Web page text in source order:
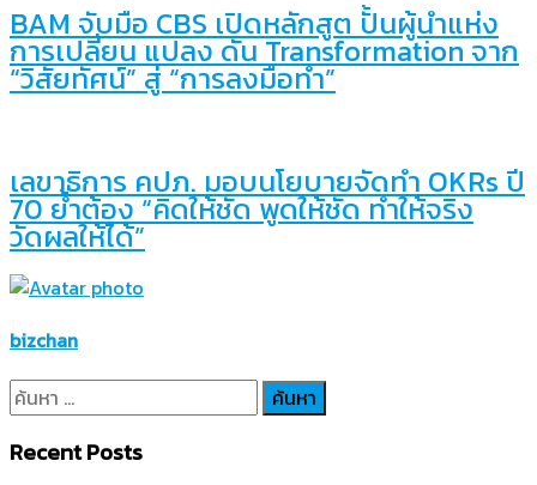
BAM จับมือ CBS เปิดหลักสูต ปั้นผู้นำแห่ง
การเปลี่ยน แปลง ดัน Transformation จาก
“วิสัยทัศน์” สู่ “การลงมือทำ”
เลขาธิการ คปภ. มอบนโยบายจัดทำ OKRs ปี
70 ย้ำต้อง “คิดให้ชัด พูดให้ชัด ทำให้จริง
วัดผลให้ได้”
bizchan
ค้นหา
สำหรับ:
Recent Posts